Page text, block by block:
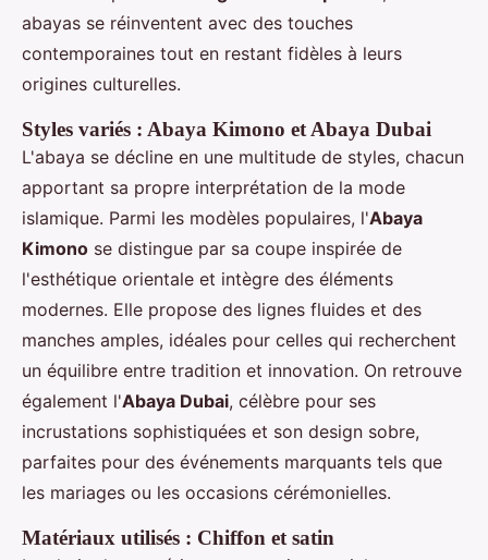
abayas se réinventent avec des touches
contemporaines tout en restant fidèles à leurs
origines culturelles.
Styles variés : Abaya Kimono et Abaya Dubai
L'abaya se décline en une multitude de styles, chacun
apportant sa propre interprétation de la mode
islamique. Parmi les modèles populaires, l'Abaya
Kimono se distingue par sa coupe inspirée de
l'esthétique orientale et intègre des éléments
modernes. Elle propose des lignes fluides et des
manches amples, idéales pour celles qui recherchent
un équilibre entre tradition et innovation. On retrouve
également l'Abaya Dubai, célèbre pour ses
incrustations sophistiquées et son design sobre,
parfaites pour des événements marquants tels que
les mariages ou les occasions cérémonielles.
Matériaux utilisés : Chiffon et satin